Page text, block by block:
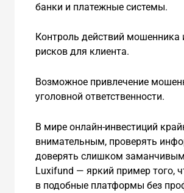
банки и платежные системы.
Контроль действий
рисков для клиента.
Возможное привлечение
уголовной ответственности.
В мире онлайн-инвестиций
внимательным, проверять
доверять слишком
Luxifund — яркий пример того,
в подобные платформы без